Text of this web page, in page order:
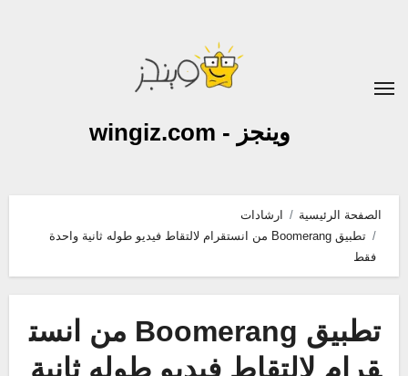
وينجز - wingiz.com
الصفحة الرئيسية
ارشادات
تطبيق Boomerang من انستقرام لالتقاط فيديو طوله ثانية واحدة
فقط
تطبيق Boomerang من انست
قرام لالتقاط فيديو طوله ثانية